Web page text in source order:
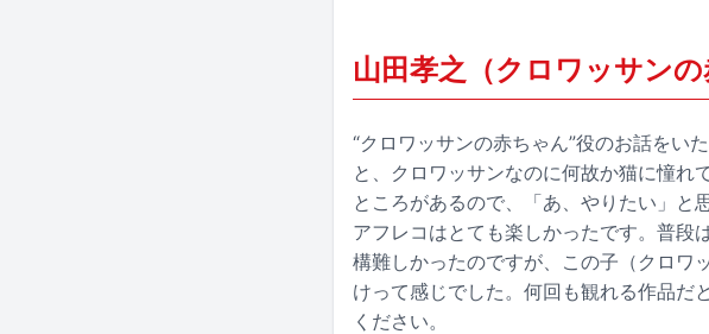
山田孝之（クロワッサン
“クロワッサンの赤ちゃん”役のお話をい
と、クロワッサンなのに何故か猫に憧れ
ところがあるので、「あ、やりたい」と
アフレコはとても楽しかったです。普段
構難しかったのですが、この子（クロワ
けって感じでした。何回も観れる作品だ
ください。